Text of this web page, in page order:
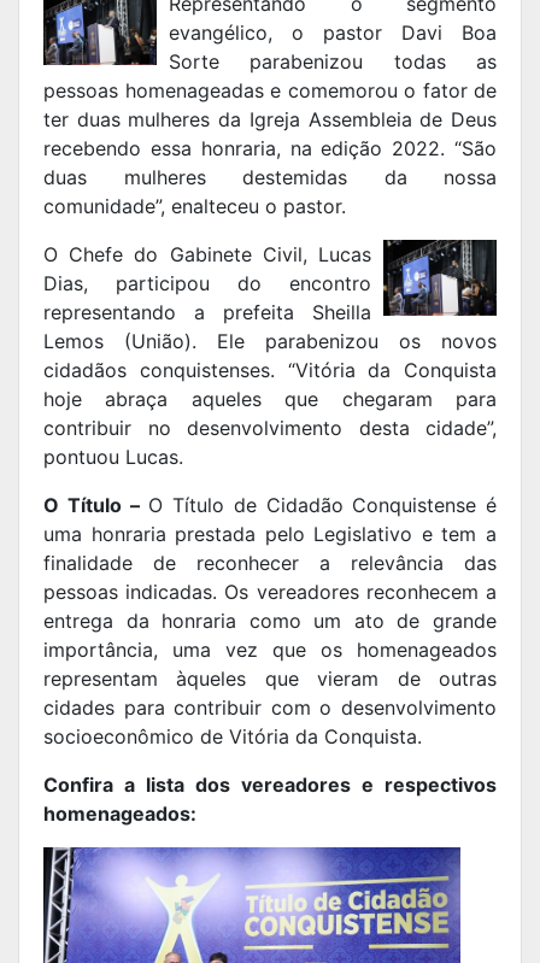
evangélico, o pastor Davi Boa
Sorte parabenizou todas as
pessoas homenageadas e comemorou o fator de
ter duas mulheres da Igreja Assembleia de Deus
recebendo essa honraria, na edição 2022. “São
duas mulheres destemidas da nossa
comunidade”, enalteceu o pastor.
O Chefe do Gabinete Civil, Lucas
Dias, participou do encontro
representando a prefeita Sheilla
Lemos (União). Ele parabenizou os novos
cidadãos conquistenses. “Vitória da Conquista
hoje abraça aqueles que chegaram para
contribuir no desenvolvimento desta cidade”,
pontuou Lucas.
O Título –O Título de Cidadão Conquistense é
uma honraria prestada pelo Legislativo e tem a
finalidade de reconhecer a relevância das
pessoas indicadas. Os vereadores reconhecem a
entrega da honraria como um ato de grande
importância, uma vez que os homenageados
representam àqueles que vieram de outras
cidades para contribuir com o desenvolvimento
socioeconômico de Vitória da Conquista.
Confira a lista dos vereadores e respectivos
homenageados: